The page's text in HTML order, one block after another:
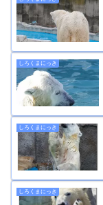
しろくまにっき
しろくまにっき
しろくまにっき